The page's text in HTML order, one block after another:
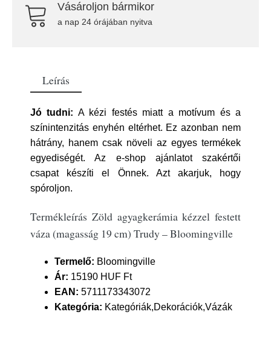
Vásároljon bármikor
a nap 24 órájában nyitva
Leírás
Jó tudni: A kézi festés miatt a motívum és a
színintenzitás enyhén eltérhet. Ez azonban nem
hátrány, hanem csak növeli az egyes termékek
egyediségét. Az e-shop ajánlatot szakértői
csapat készíti el Önnek. Azt akarjuk, hogy
spóroljon.
Termékleírás Zöld agyagkerámia kézzel festett
váza (magasság 19 cm) Trudy – Bloomingville
Termelő: Bloomingville
Ár: 15190 HUF Ft
EAN: 5711173343072
Kategória: Kategóriák,Dekorációk,Vázák